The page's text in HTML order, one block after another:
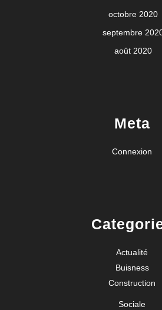
octobre 2020
septembre
août 2020
Meta
Connexion
Actualité
Buisness
Construction
Sociale